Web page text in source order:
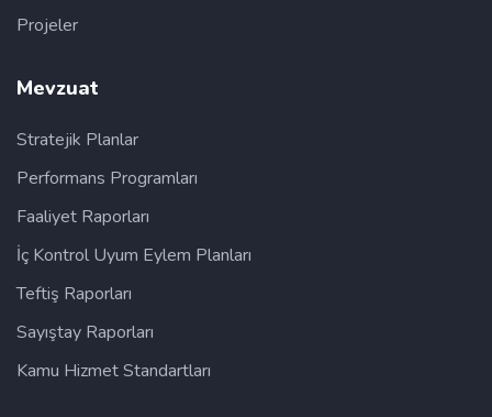
Projeler
Mevzuat
Stratejik Planlar
Performans Programları
Faaliyet Raporları
İç Kontrol Uyum Eylem Planları
Teftiş Raporları
Sayıştay Raporları
Kamu Hizmet Standartları